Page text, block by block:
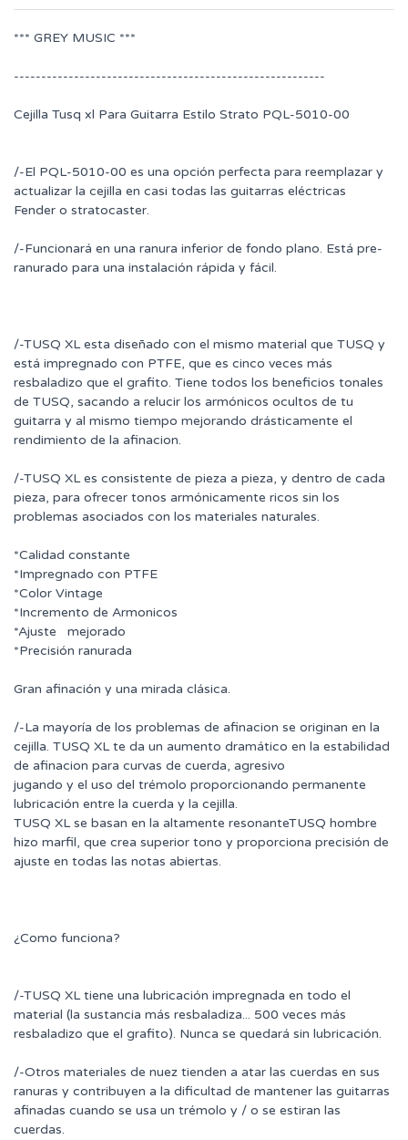
*** GREY MUSIC ***
---------------------------------------------------------
Cejilla Tusq xl Para Guitarra Estilo Strato PQL-5010-00
/-El PQL-5010-00 es una opción perfecta para reemplazar y
actualizar la cejilla en casi todas las guitarras eléctricas
Fender o stratocaster.
/-Funcionará en una ranura inferior de fondo plano. Está pre-
ranurado para una instalación rápida y fácil.
/-TUSQ XL esta diseñado con el mismo material que TUSQ y
está impregnado con PTFE, que es cinco veces más
resbaladizo que el grafito. Tiene todos los beneficios tonales
de TUSQ, sacando a relucir los armónicos ocultos de tu
guitarra y al mismo tiempo mejorando drásticamente el
rendimiento de la afinacion.
/-TUSQ XL es consistente de pieza a pieza, y dentro de cada
pieza, para ofrecer tonos armónicamente ricos sin los
problemas asociados con los materiales naturales.
*Calidad constante
*Impregnado con PTFE
*Color Vintage
*Incremento de Armonicos
*Ajuste mejorado
*Precisión ranurada
Gran afinación y una mirada clásica.
/-La mayoría de los problemas de afinacion se originan en la
cejilla. TUSQ XL te da un aumento dramático en la estabilidad
de afinacion para curvas de cuerda, agresivo
jugando y el uso del trémolo proporcionando permanente
lubricación entre la cuerda y la cejilla.
TUSQ XL se basan en la altamente resonanteTUSQ hombre
hizo marfil, que crea superior tono y proporciona precisión de
ajuste en todas las notas abiertas.
¿Como funciona?
/-TUSQ XL tiene una lubricación impregnada en todo el
material (la sustancia más resbaladiza... 500 veces más
resbaladizo que el grafito). Nunca se quedará sin lubricación.
/-Otros materiales de nuez tienden a atar las cuerdas en sus
ranuras y contribuyen a la dificultad de mantener las guitarras
afinadas cuando se usa un trémolo y / o se estiran las
cuerdas.